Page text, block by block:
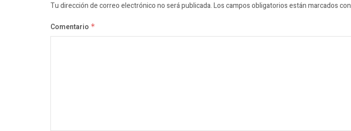
Tu dirección de correo electrónico no será publicada.Los campos obligatorios están marcados con
Comentario *